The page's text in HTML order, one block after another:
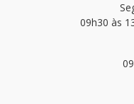
09h30 às